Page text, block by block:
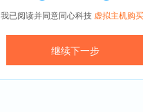
我已阅读并同意同心科技 虚拟主机购